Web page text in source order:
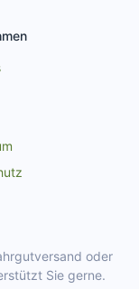
oder
Sie gerne.